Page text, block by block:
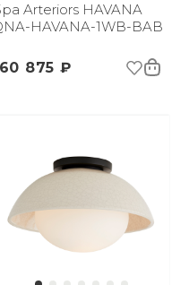
Arteriors HAVANA
HAVANA-1WB-BAB
875 ₽